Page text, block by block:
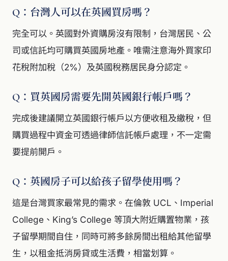
Q：台灣人可以在英國買房嗎？
完全可以。英國對外資購房沒有限制，台灣居民、公
司或信託均可購買英國房地產。唯需注意海外買家印
花稅附加稅（2%）及英國稅務居民身分認定。
Q：買英國房需要先開英國銀行帳戶嗎？
完成後建議開立英國銀行帳戶以方便收租及繳稅，但
購買過程中資金可透過律師信託帳戶處理，不一定需
要提前開戶。
Q：英國房子可以給孩子留學使用嗎？
這是台灣買家最常見的需求。在倫敦 UCL、Imperial
College、King’s College 等頂大附近購置物業，孩
子留學期間自住，同時可將多餘房間出租給其他留學
生，以租金抵消房貸或生活費，相當划算。